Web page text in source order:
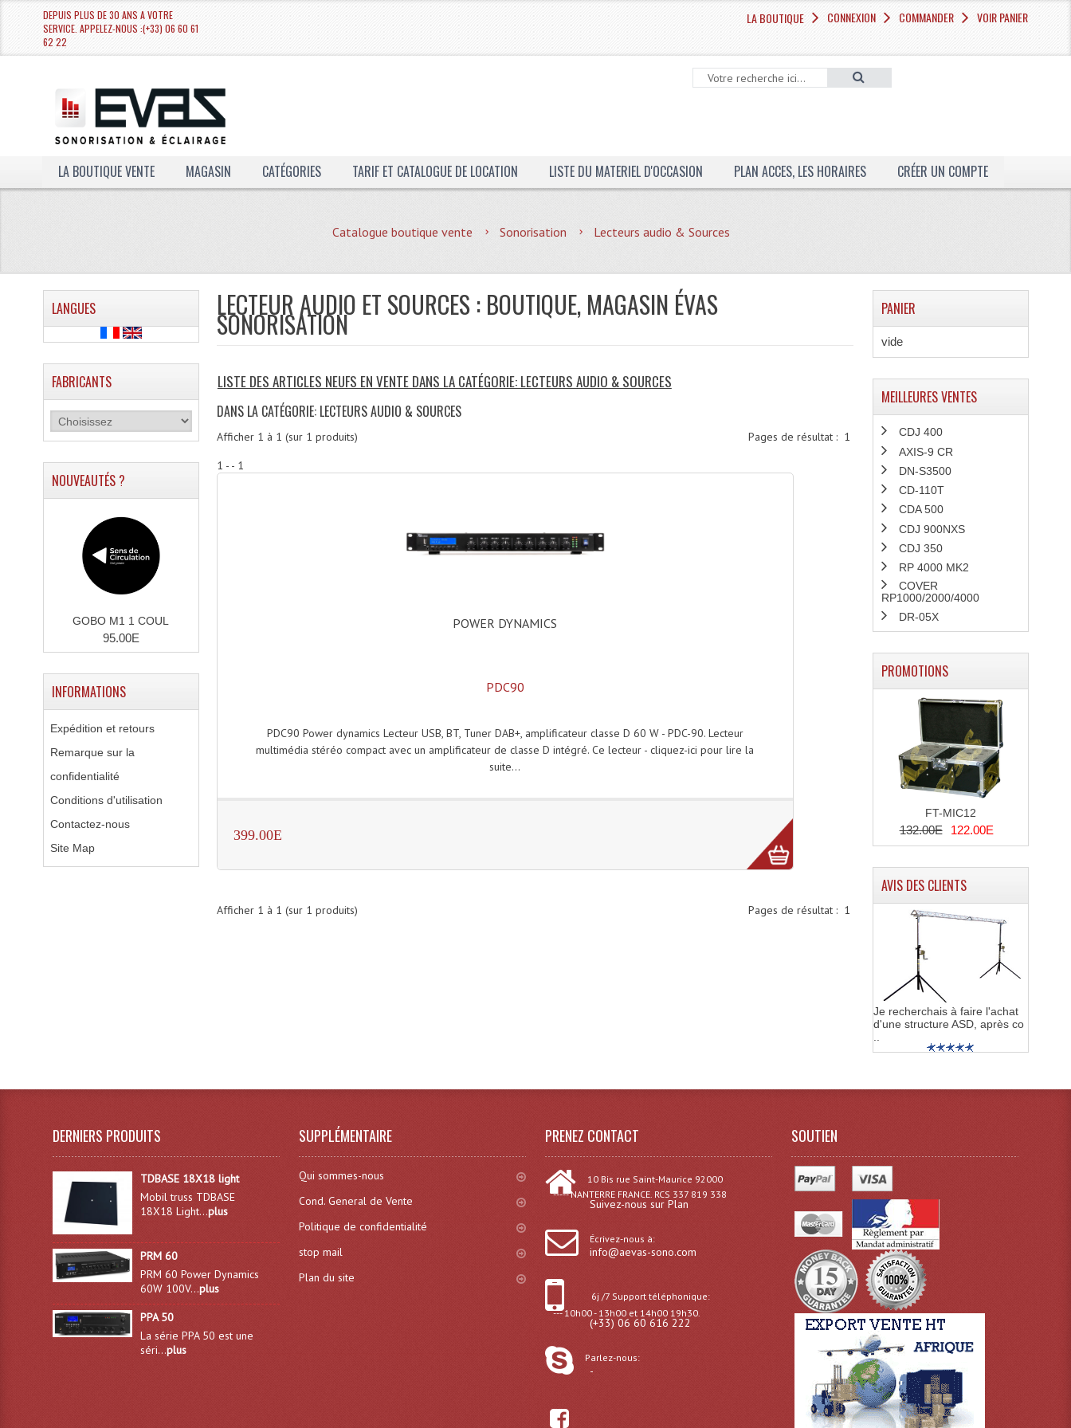
DEPUIS PLUS DE 30 ANS A VOTRE
SERVICE. APPELEZ-NOUS :(+33) 06 60 61
62 22
LA BOUTIQUE CONNEXION COMMANDER VOIR PANIER
LA BOUTIQUE VENTE MAGASIN CATÉGORIES TARIF ET CATALOGUE DE LOCATION LISTE DU MATERIEL D'OCCASION PLAN ACCES, LES HORAIRES CRÉER UN COMPTE
Catalogue boutique vente Sonorisation Lecteurs audio & Sources
LECTEUR AUDIO ET SOURCES : BOUTIQUE, MAGASIN ÉVAS
SONORISATION
LISTE DES ARTICLES NEUFS EN VENTE DANS LA CATÉGORIE: LECTEURS AUDIO & SOURCES
DANS LA CATÉGORIE: LECTEURS AUDIO & SOURCES
Pages de résultat : 1
Afficher 1 à 1 (sur 1 produits)
1 - - 1
POWER DYNAMICS
PDC90
PDC90 Power dynamics Lecteur USB, BT, Tuner DAB+, amplificateur classe D 60 W - PDC-90. Lecteur
multimédia stéréo compact avec un amplificateur de classe D intégré. Ce lecteur - cliquez-ici pour lire la
suite...
399.00E
Pages de résultat : 1
Afficher 1 à 1 (sur 1 produits)
LANGUES
FABRICANTS
NOUVEAUTÉS ?
GOBO M1 1 COUL
95.00E
INFORMATIONS
Expédition et retours
Remarque sur la
confidentialité
Conditions d'utilisation
Contactez-nous
Site Map
PANIER
vide
MEILLEURES VENTES
CDJ 400
AXIS-9 CR
DN-S3500
CD-110T
CDA 500
CDJ 900NXS
CDJ 350
RP 4000 MK2
COVER
RP1000/2000/4000
DR-05X
PROMOTIONS
FT-MIC12
132.00E 122.00E
AVIS DES CLIENTS
Je recherchais à faire l'achat
d'une structure ASD, après co
..
DERNIERS PRODUITS
TDBASE 18X18 light
Mobil truss TDBASE
18X18 Light...plus
PRM 60
PRM 60 Power Dynamics
60W 100V...plus
PPA 50
La série PPA 50 est une
séri...plus
SUPPLÉMENTAIRE
Qui sommes-nous
Cond. General de Vente
Politique de confidentialité
stop mail
Plan du site
PRENEZ CONTACT
10 Bis rue Saint-Maurice 92000
----- NANTERRE FRANCE. RCS 337 819 338
Suivez-nous sur Plan
Écrivez-nous à:
info@aevas-sono.com
6j /7 Support téléphonique:
--- 10h00 - 13h00 et 14h00 19h30.
(+33) 06 60 616 222
Parlez-nous:
-
SOUTIEN